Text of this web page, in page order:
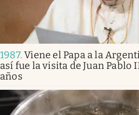
1987.Viene el Papa a la
así fue la visita de Juan Pablo
años